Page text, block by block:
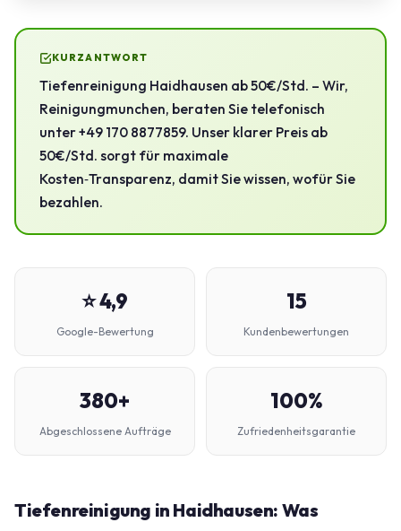
KURZANTWORT
Tiefenreinigung Haidhausen ab 50€/Std. – Wir,
Reinigungmunchen, beraten Sie telefonisch
unter +49 170 8877859. Unser klarer Preis ab
50€/Std. sorgt für maximale
Kosten‑Transparenz, damit Sie wissen, wofür Sie
bezahlen.
⭐ 4,9
Google-Bewertung
15
Kundenbewertungen
380+
Abgeschlossene Aufträge
100%
Zufriedenheitsgarantie
Tiefenreinigung in Haidhausen: Was